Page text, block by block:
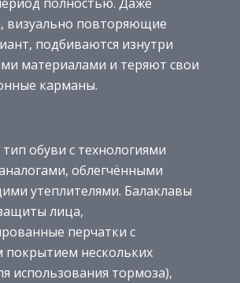
визуально повторяющие
подбиваются изнутри
материалами и теряют свои
карманы.
обуви с технологиями
облегчёнными
утеплителями. Балаклавы
лица,
перчатки с
покрытием нескольких
использования тормоза),